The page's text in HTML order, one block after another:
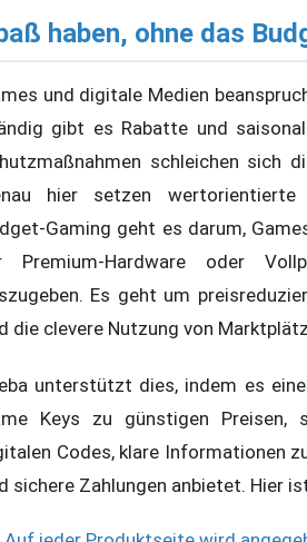
haben, ohne das
und digitale Medien
gibt es Rabatte und
schleichen sich
hier setzen
Gaming geht es darum,
Premium-Hardware oder
Es geht um
die clevere Nutzung von
unterstützt dies, indem es
Keys zu günstigen Preisen,
Codes, klare Informationen
sichere Zahlungen anbietet. Hier